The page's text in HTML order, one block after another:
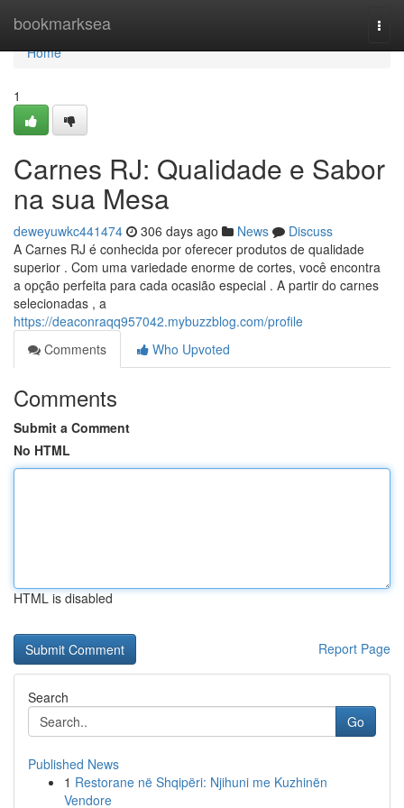
bookmarksea
Home
Home
1
Carnes RJ: Qualidade e Sabor
na sua Mesa
deweyuwkc441474 306 days ago News
Discuss
A Carnes RJ é conhecida por oferecer produtos de qualidade
superior . Com uma variedade enorme de cortes, você encontra
a opção perfeita para cada ocasião especial . A partir do carnes
selecionadas , a
https://deaconraqq957042.mybuzzblog.com/profile
Comments
Who Upvoted
Comments
Submit a Comment
No HTML
HTML is disabled
Report Page
Search
Go
Published News
1 Restorane në Shqipëri: Njihuni me Kuzhinën
Vendore